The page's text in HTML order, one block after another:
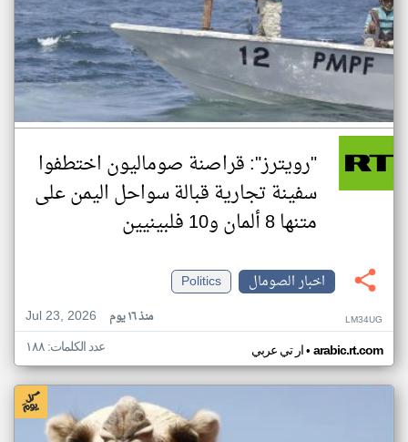
"رويترز": قراصنة صوماليون اختطفوا
سفينة تجارية قبالة سواحل اليمن على
متنها 8 ألمان و10 فلبينيين
اخبار الصومال
Politics
Jul 23, 2026
منذ ١٦ يوم LM34UG
ار تي عربي• arabic.rt.com عدد الكلمات: ١٨٨